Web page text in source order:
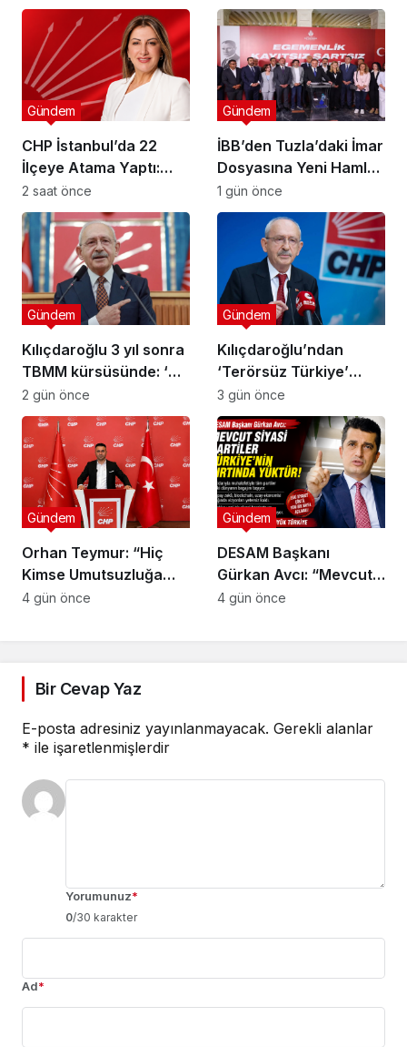
CHP İstanbul’da 22
İlçeye Atama Yaptı:
Kartal İlçe
Başkanlığı’na Av. Neşe
Büklü Getirildi
Gündem
2 saat önce
İBB’den Tuzla’daki İmar
Dosyasına Yeni Hamle:
“Mesele Siyaset Değil,
Kamu Yararı”
Gündem
1 gün önce
Kılıçdaroğlu 3 yıl sonra
TBMM kürsüsünde: ‘Biz
çalıp çırpmayı bilmeyiz’
Gündem
2 gün önce
Kılıçdaroğlu’ndan
‘Terörsüz Türkiye’
mesajı: ‘Terörün
bitmesi ve üniter yapı
kırmızı çizgimizdir’
Gündem
3 gün önce
Orhan Teymur: “Hiç
Kimse Umutsuzluğa
Kapılmasın”
Gündem
4 gün önce
DESAM Başkanı
Gürkan Avcı: “Mevcut
Siyasi Partiler
Gündem
4 gün önce
Bir Cevap Yaz
E-posta adresiniz yayınlanmayacak. Gerekli alanlar
* ile işaretlenmişlerdir
Yorumunuz*
0/30 karakter
Ad*